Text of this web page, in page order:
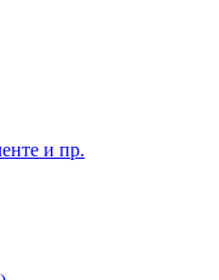
и пр.